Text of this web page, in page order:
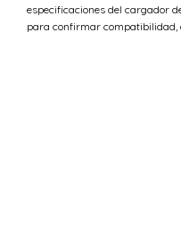
especificaciones del cargador
para confirmar compatibilidad,